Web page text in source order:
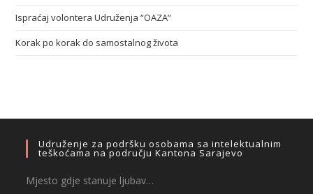
Ispraćaj volontera Udruženja “OAZA”
Korak po korak do samostalnog života
Udruženje za podršku osobama sa intelektualnim
teškoćama na području Kantona Sarajevo
Mjesto gdje stanuje ljubav…